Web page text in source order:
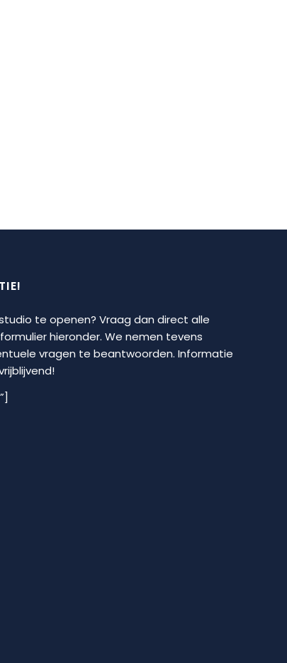
te openen? Vraag dan direct alle
hieronder. We nemen tevens
vragen te beantwoorden. Informatie